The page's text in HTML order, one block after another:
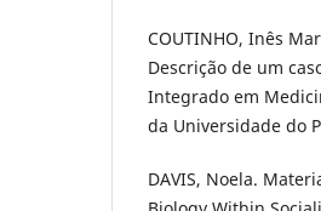
COUTINHO, Inês
Descrição de um
Integrado em
da Universidade do
DAVIS, Noela.